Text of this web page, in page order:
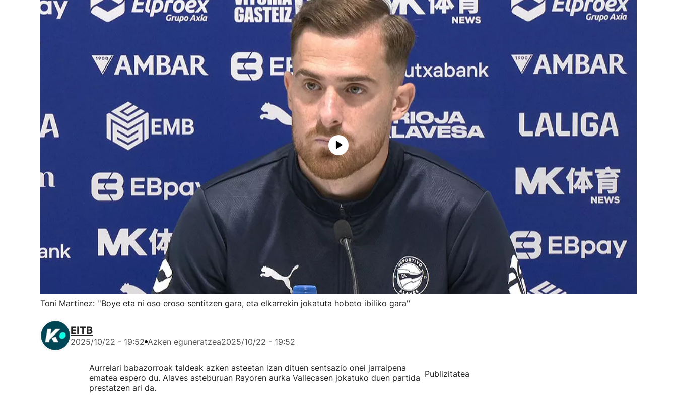
Toni Martinez: ''Boye eta ni oso eroso sentitzen gara, eta elkarrekin jokatuta hobeto ibiliko gara''
EITB
2025/10/22 - 19:52 Azken eguneratzea2025/10/22 - 19:52
Aurrelari babazorroak taldeak azken asteetan izan dituen sentsazio onei jarraipena
ematea espero du. Alaves asteburuan Rayoren aurka Vallecasen jokatuko duen partida
prestatzen ari da.
Publizitatea